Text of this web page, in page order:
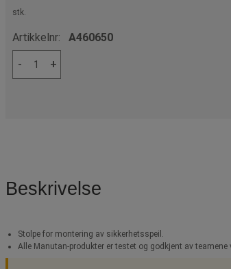
stk.
Artikkelnr: A460650
- +
Beskrivelse
Stolpe for montering av sikkerhetsspeil.
Alle Manutan-produkter er testet og godkjent av teamene